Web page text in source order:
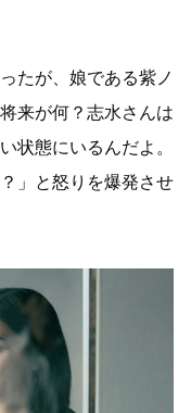
たが、娘である紫ノ
来が何？志水さんは
状態にいるんだよ。
」と怒りを爆発させ